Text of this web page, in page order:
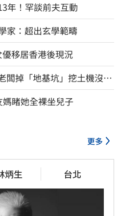
年！罕談前夫互動
家：超出玄學範疇
移居香港後現況
闆掉「地基坑」挖土機沒看
睹她全裸坐兒子
更多
炳生 台北